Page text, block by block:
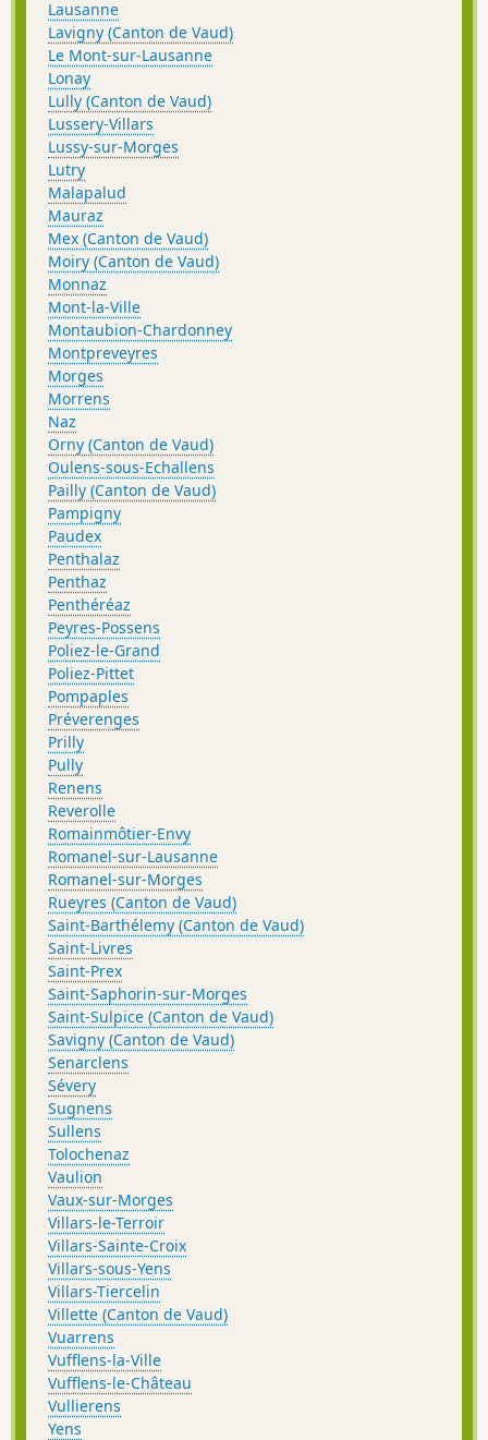
Lausanne
Lavigny (Canton de Vaud)
Le Mont-sur-Lausanne
Lonay
Lully (Canton de Vaud)
Lussery-Villars
Lussy-sur-Morges
Lutry
Malapalud
Mauraz
Mex (Canton de Vaud)
Moiry (Canton de Vaud)
Monnaz
Mont-la-Ville
Montaubion-Chardonney
Montpreveyres
Morges
Morrens
Naz
Orny (Canton de Vaud)
Oulens-sous-Echallens
Pailly (Canton de Vaud)
Pampigny
Paudex
Penthalaz
Penthaz
Penthéréaz
Peyres-Possens
Poliez-le-Grand
Poliez-Pittet
Pompaples
Préverenges
Prilly
Pully
Renens
Reverolle
Romainmôtier-Envy
Romanel-sur-Lausanne
Romanel-sur-Morges
Rueyres (Canton de Vaud)
Saint-Barthélemy (Canton de Vaud)
Saint-Livres
Saint-Prex
Saint-Saphorin-sur-Morges
Saint-Sulpice (Canton de Vaud)
Savigny (Canton de Vaud)
Senarclens
Sévery
Sugnens
Sullens
Tolochenaz
Vaulion
Vaux-sur-Morges
Villars-le-Terroir
Villars-Sainte-Croix
Villars-sous-Yens
Villars-Tiercelin
Villette (Canton de Vaud)
Vuarrens
Vufflens-la-Ville
Vufflens-le-Château
Vullierens
Yens